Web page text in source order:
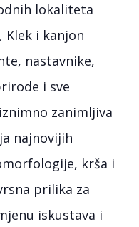
lokaliteta
Klek i kanjon
nastavnike,
i sve
zanimljiva
najnovijih
krša i
prilika za
iskustava i